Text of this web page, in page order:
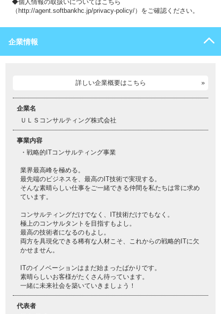
◆個人情報の取扱いについてはこちら
（http://agent.softbankhc.jp/privacy-policy/）をご確認ください。
企業情報
詳しい企業概要はこちら
企業名
ＵＬＳコンサルティング株式会社
事業内容
・戦略的ITコンサルティング事業
業界最高峰を極める。
最先端のビジネスを、最高のIT技術で実現する。
そんな素晴らしい仕事をご一緒できる仲間を私たちは常に求め
ています。
コンサルティングだけでなく、IT技術だけでもなく。
極上のコンサルタントを目指すもよし。
最高の技術者になるのもよし。
両方を具現化できる稀有な人材こそ、これからの戦略的ITに欠
かせません。
ITのイノベーションはまだ始まったばかりです。
素晴らしいお客様がたくさん待っています。
一緒に未来社会を築いていきましょう！
代表者